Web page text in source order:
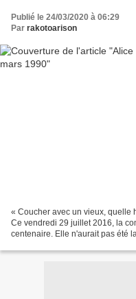
Publié le 24/03/2020 à 06:29
Par rakotoarison
« Coucher avec un vieux, quelle
Ce vendredi 29 juillet 2016, la
centenaire. Elle n'aurait pas été